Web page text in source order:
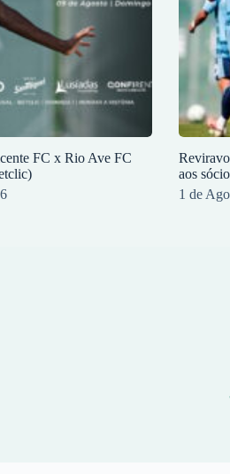
FC x Rio Ave FC
aos
1 de